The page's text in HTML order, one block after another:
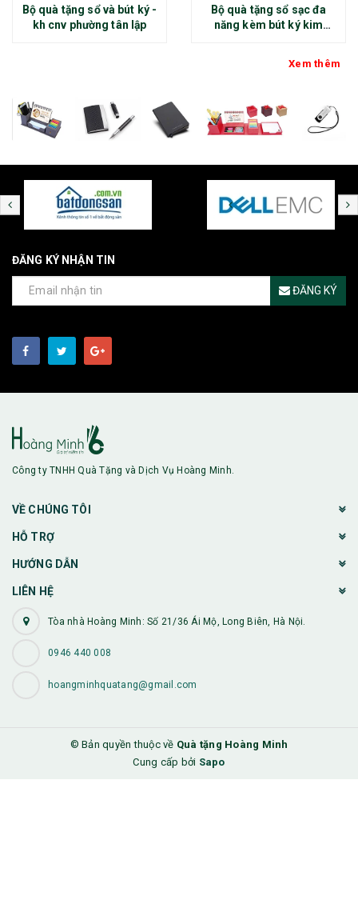
Bộ quà tặng sổ và bút ký -
kh cnv phường tân lập
Bộ quà tặng sổ sạc đa
năng kèm bút ký kim
Xem thêm
ĐĂNG KÝ NHẬN TIN
ĐĂNG KÝ
Công ty TNHH Quà Tặng và Dịch Vụ Hoàng Minh.
VỀ CHÚNG TÔI
HỖ TRỢ
HƯỚNG DẪN
LIÊN HỆ
Tòa nhà Hoàng Minh: Số 21/36 Ái Mộ, Long Biên, Hà Nội.
0946 440 008
hoangminhquatang@gmail.com
© Bản quyền thuộc về Quà tặng Hoàng Minh
Cung cấp bởi Sapo